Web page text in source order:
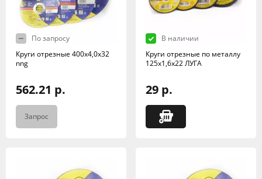
По запросу
Круги отрезные 400х4,0х32
nng
562.21 р.
Запрос
В наличии
Круги отрезные по металлу
125х1,6х22 ЛУГА
29 р.